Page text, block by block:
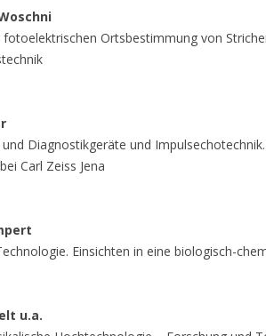
fotoelektrischen Ortsbestimmung von
Diagnostikgeräte und
Carl Zeiss Jena
Einsichten in eine biologisch-
u.a.